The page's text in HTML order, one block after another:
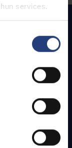
services.